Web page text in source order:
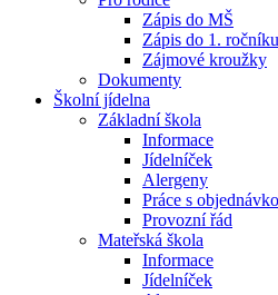
Zápis do MŠ
Zápis do 1.
Zájmové kroužky
Dokumenty
Školní jídelna
Základní škola
Informace
Jídelníček
Alergeny
Práce s
Provozní řád
Mateřská škola
Informace
Jídelníček